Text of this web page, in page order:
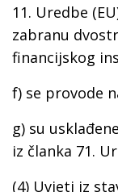
11. Uredbe
zabranu
financijskog
f) se provode
g) su
iz članka 71.
(4) Uvjeti iz